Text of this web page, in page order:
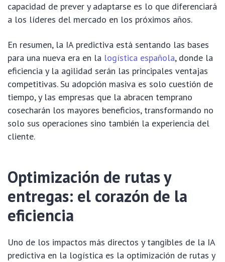
capacidad de prever y adaptarse es lo que diferenciará
a los líderes del mercado en los próximos años.
En resumen, la IA predictiva está sentando las bases
para una nueva era en la logística española, donde la
eficiencia y la agilidad serán las principales ventajas
competitivas. Su adopción masiva es solo cuestión de
tiempo, y las empresas que la abracen temprano
cosecharán los mayores beneficios, transformando no
solo sus operaciones sino también la experiencia del
cliente.
Optimización de rutas y
entregas: el corazón de la
eficiencia
Uno de los impactos más directos y tangibles de la IA
predictiva en la logística es la optimización de rutas y